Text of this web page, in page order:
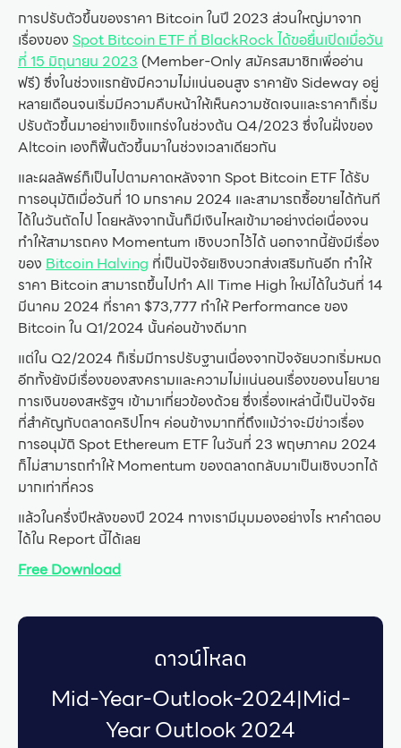
การปรับตัวขึ้นของราคา Bitcoin ในปี 2023 ส่วนใหญ่มาจาก
เรื่องของ Spot Bitcoin ETF ที่ BlackRock ได้ขอยื่นเปิดเมื่อวัน
ที่ 15 มิถุนายน 2023 (Member-Only สมัครสมาชิกเพื่ออ่าน
ฟรี) ซึ่งในช่วงแรกยังมีความไม่แน่นอนสูง ราคายัง Sideway อยู่
หลายเดือนจนเริ่มมีความคืบหน้าให้เห็นความชัดเจนและราคาก็เริ่ม
ปรับตัวขึ้นมาอย่างแข็งแกร่งในช่วงต้น Q4/2023 ซึ่งในฝั่งของ
Altcoin เองก็ฟื้นตัวขึ้นมาในช่วงเวลาเดียวกัน
และผลลัพธ์ก็เป็นไปตามคาดหลังจาก Spot Bitcoin ETF ได้รับ
การอนุมัติเมื่อวันที่ 10 มกราคม 2024 และสามารถซื้อขายได้ทันที
ได้ในวันถัดไป โดยหลังจากนั้นก็มีเงินไหลเข้ามาอย่างต่อเนื่องจน
ทำให้สามารถคง Momentum เชิงบวกไว้ได้ นอกจากนี้ยังมีเรื่อง
ของ Bitcoin Halving ที่เป็นปัจจัยเชิงบวกส่งเสริมกันอีก ทำให้
ราคา Bitcoin สามารถขึ้นไปทำ All Time High ใหม่ได้ในวันที่ 14
มีนาคม 2024 ที่ราคา $73,777 ทำให้ Performance ของ
Bitcoin ใน Q1/2024 นั้นค่อนข้างดีมาก
แต่ใน Q2/2024 ก็เริ่มมีการปรับฐานเนื่องจากปัจจัยบวกเริ่มหมด
อีกทั้งยังมีเรื่องของสงครามและความไม่แน่นอนเรื่องของนโยบาย
การเงินของสหรัฐฯ เข้ามาเกี่ยวข้องด้วย ซึ่งเรื่องเหล่านี้เป็นปัจจัย
ที่สำคัญกับตลาดคริปโทฯ ค่อนข้างมากที่ถึงแม้ว่าจะมีข่าวเรื่อง
การอนุมัติ Spot Ethereum ETF ในวันที่ 23 พฤษภาคม 2024
ก็ไม่สามารถทำให้ Momentum ของตลาดกลับมาเป็นเชิงบวกได้
มากเท่าที่ควร
แล้วในครึ่งปีหลังของปี 2024 ทางเรามีมุมมองอย่างไร หาคำตอบ
ได้ใน Report นี้ได้เลย
Free Download
ดาวน์โหลด
Mid-Year-Outlook-2024|Mid-
Year Outlook 2024